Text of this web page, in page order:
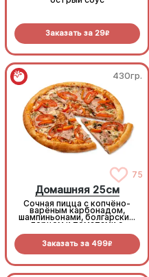
Заказать за 29R
430гр.
75
Домашняя 25см
Сочная пицца с копчёно-
варёным карбонадом,
шампиньонами, болгарским
перцем и томатами с
Заказать за 499R